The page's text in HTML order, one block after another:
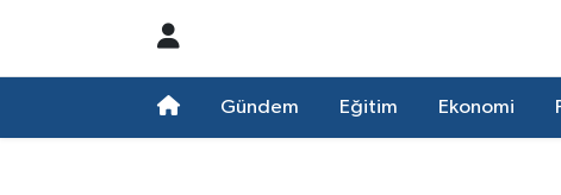
Gündem Eğitim Ekonomi